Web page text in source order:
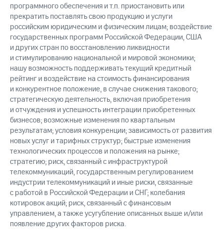
программного обеспечения и т.п. приостановить или
прекратить поставлять свою продукцию и услуги
российским юридическим и физическим лицам; воздействие
государственных программ Российской Федерации, США
и других стран по восстановлению ликвидности
и стимулированию национальной и мировой экономики;
нашу возможность поддерживать текущий кредитный
рейтинг и воздействие на стоимость финансирования
и конкурентное положение, в случае снижения такового;
стратегическую деятельность, включая приобретения
и отчуждения и успешность интеграции приобретенных
бизнесов; возможные изменения по квартальным
результатам; условия конкуренции; зависимость от развития
новых услуг и тарифных структур; быстрые изменения
технологических процессов и положения на рынке;
стратегию; риск, связанный с инфраструктурой
телекоммуникаций, государственным регулированием
индустрии телекоммуникаций и иные риски, связанные
с работой в Российской Федерации и СНГ; колебания
котировок акций; риск, связанный с финансовым
управлением, а также усугубление описанных выше и/или
появление других факторов риска.